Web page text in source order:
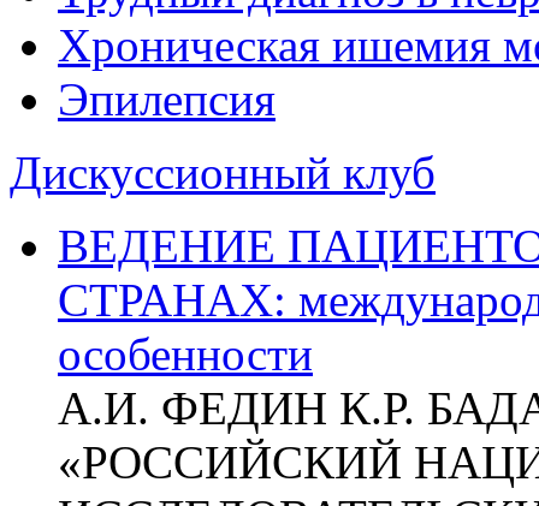
Хроническая ишемия
Эпилепсия
Дискуссионный клуб
ВЕДЕНИЕ
СТРАНАХ:
особенности
А.И. ФЕДИН К.Р.
«РОССИЙСКИЙ